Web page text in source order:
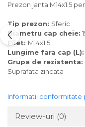
Prezon janta M14x1.5
Tip prezon: Sferic
Diametru cap cheie:
Filet: M14x1.5
Lungime fara cap (L):
Grupa de rezistenta:
Suprafata zincata
Informatii conformitate
Review-uri (0)